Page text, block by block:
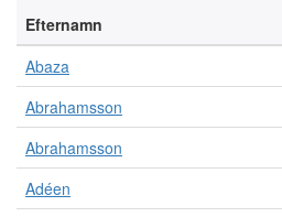
f
s
Efternamn
Abaza
Abrahamsson
Abrahamsson
Adéen